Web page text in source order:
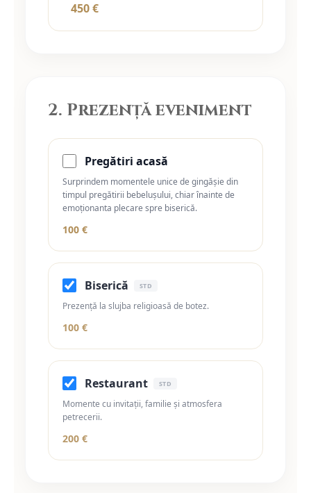
450 €
2. Prezență eveniment
Pregătiri acasă
Surprindem momentele unice de gingășie din
timpul pregătirii bebelușului, chiar înainte de
emoționanta plecare spre biserică.
100 €
Biserică STD
Prezență la slujba religioasă de botez.
100 €
Restaurant STD
Momente cu invitații, familie și atmosfera
petrecerii.
200 €